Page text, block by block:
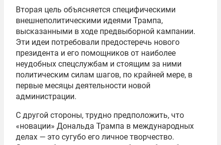
Вторая цель объясняется специфическими
внешнеполитическими идеями Трампа,
высказанными в ходе предвыборной кампании.
Эти идеи потребовали предостеречь нового
президента и его помощников от наиболее
неудобных спецслужбам и стоящим за ними
политическим силам шагов, по крайней мере, в
первые месяцы деятельности новой
администрации.
С другой стороны, трудно предположить, что
«новации» Дональда Трампа в международных
делах — это сугубо его личное творчество.